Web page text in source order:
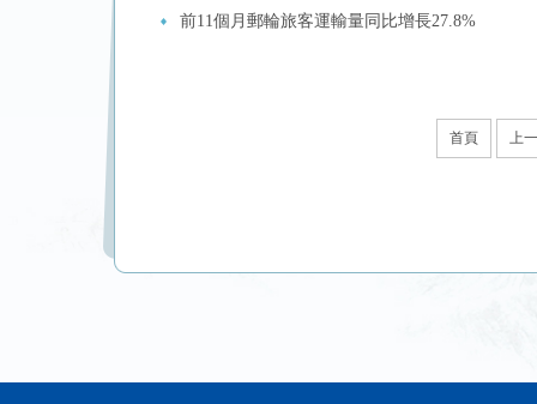
前11個月郵輪旅客運輸量同比增長27.8%
首頁 上